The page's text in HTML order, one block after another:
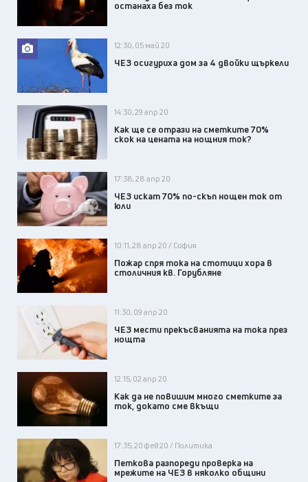
останаха без ток
12:30, 05 май 20
ЧЕЗ осигуриха дом за 4 двойки щъркели
14:30, 29 апр 20
Как ще се отрази на сметките 70%
скок на цената на нощния ток?
17:38, 28 апр 20
ЧЕЗ искат 70% по-скъп нощен ток от
юли
10:11, 28 апр 20 / София
Пожар спря тока на стотици хора в
столичния кв. Горубляне
11:30, 09 апр 20
ЧЕЗ мести прекъсванията на тока през
нощта
12:15, 02 апр 20
Как да не повишим много сметките за
ток, докато сме вкъщи
17:35, 20 фев 20 / Политика
Петкова разпореди проверка на
мрежите на ЧЕЗ в няколко общини